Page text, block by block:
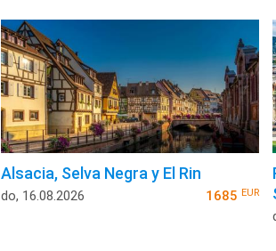
Alsacia, Selva Negra y El Rin
do, 16.08.2026 1685 EUR